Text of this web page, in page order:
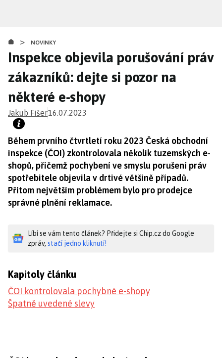
obsahu
> NOVINKY
Inspekce objevila porušování práv
zákazníků: dejte si pozor na
některé e-shopy
Jakub Fišer16.07.2023
Během prvního čtvrtletí roku 2023 Česká obchodní
inspekce (ČOI) zkontrolovala několik tuzemských e-
shopů, přičemž pochybení ve smyslu porušení práv
spotřebitele objevila v drtivé většině případů.
Přitom největším problémem bylo pro prodejce
správné plnění reklamace.
Líbí se vám tento článek? Přidejte si Chip.cz do Google
zpráv, stačí jedno kliknutí!
Kapitoly článku
ČOI kontrolovala pochybné e-shopy
Špatně uvedené slevy